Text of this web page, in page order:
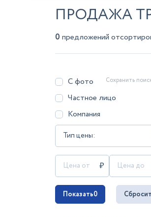
ПРОДАЖА
0 предложений
С фото
Частное лицо
Компания
Тип цены:
Сохранить
Показать0